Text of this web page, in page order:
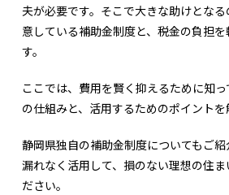
夫が必要です。そこで大きな助けとな
意している補助金制度と、税金の負担
す。
ここでは、費用を賢く抑えるために知
の仕組みと、活用するためのポイントを
静岡県独自の補助金制度についてもご
漏れなく活用して、損のない理想の住
ださい。